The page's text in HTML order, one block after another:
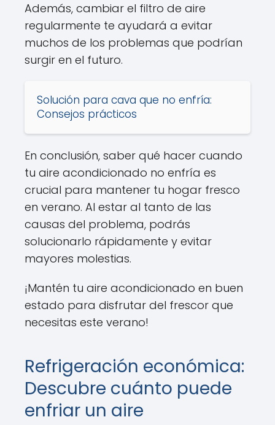
Además, cambiar el filtro de aire
regularmente te ayudará a evitar
muchos de los problemas que podrían
surgir en el futuro.
Solución para cava que no enfría:
Consejos prácticos
En conclusión, saber qué hacer cuando
tu aire acondicionado no enfría es
crucial para mantener tu hogar fresco
en verano. Al estar al tanto de las
causas del problema, podrás
solucionarlo rápidamente y evitar
mayores molestias.
¡Mantén tu aire acondicionado en buen
estado para disfrutar del frescor que
necesitas este verano!
Refrigeración económica:
Descubre cuánto puede
enfriar un aire